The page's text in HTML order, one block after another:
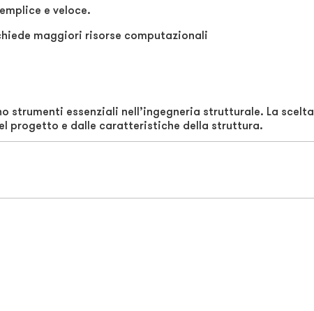
e veloce.
maggiori risorse computazionali
strumenti essenziali nell’ingegneria strutturale. La scelta
progetto e dalle caratteristiche della struttura.